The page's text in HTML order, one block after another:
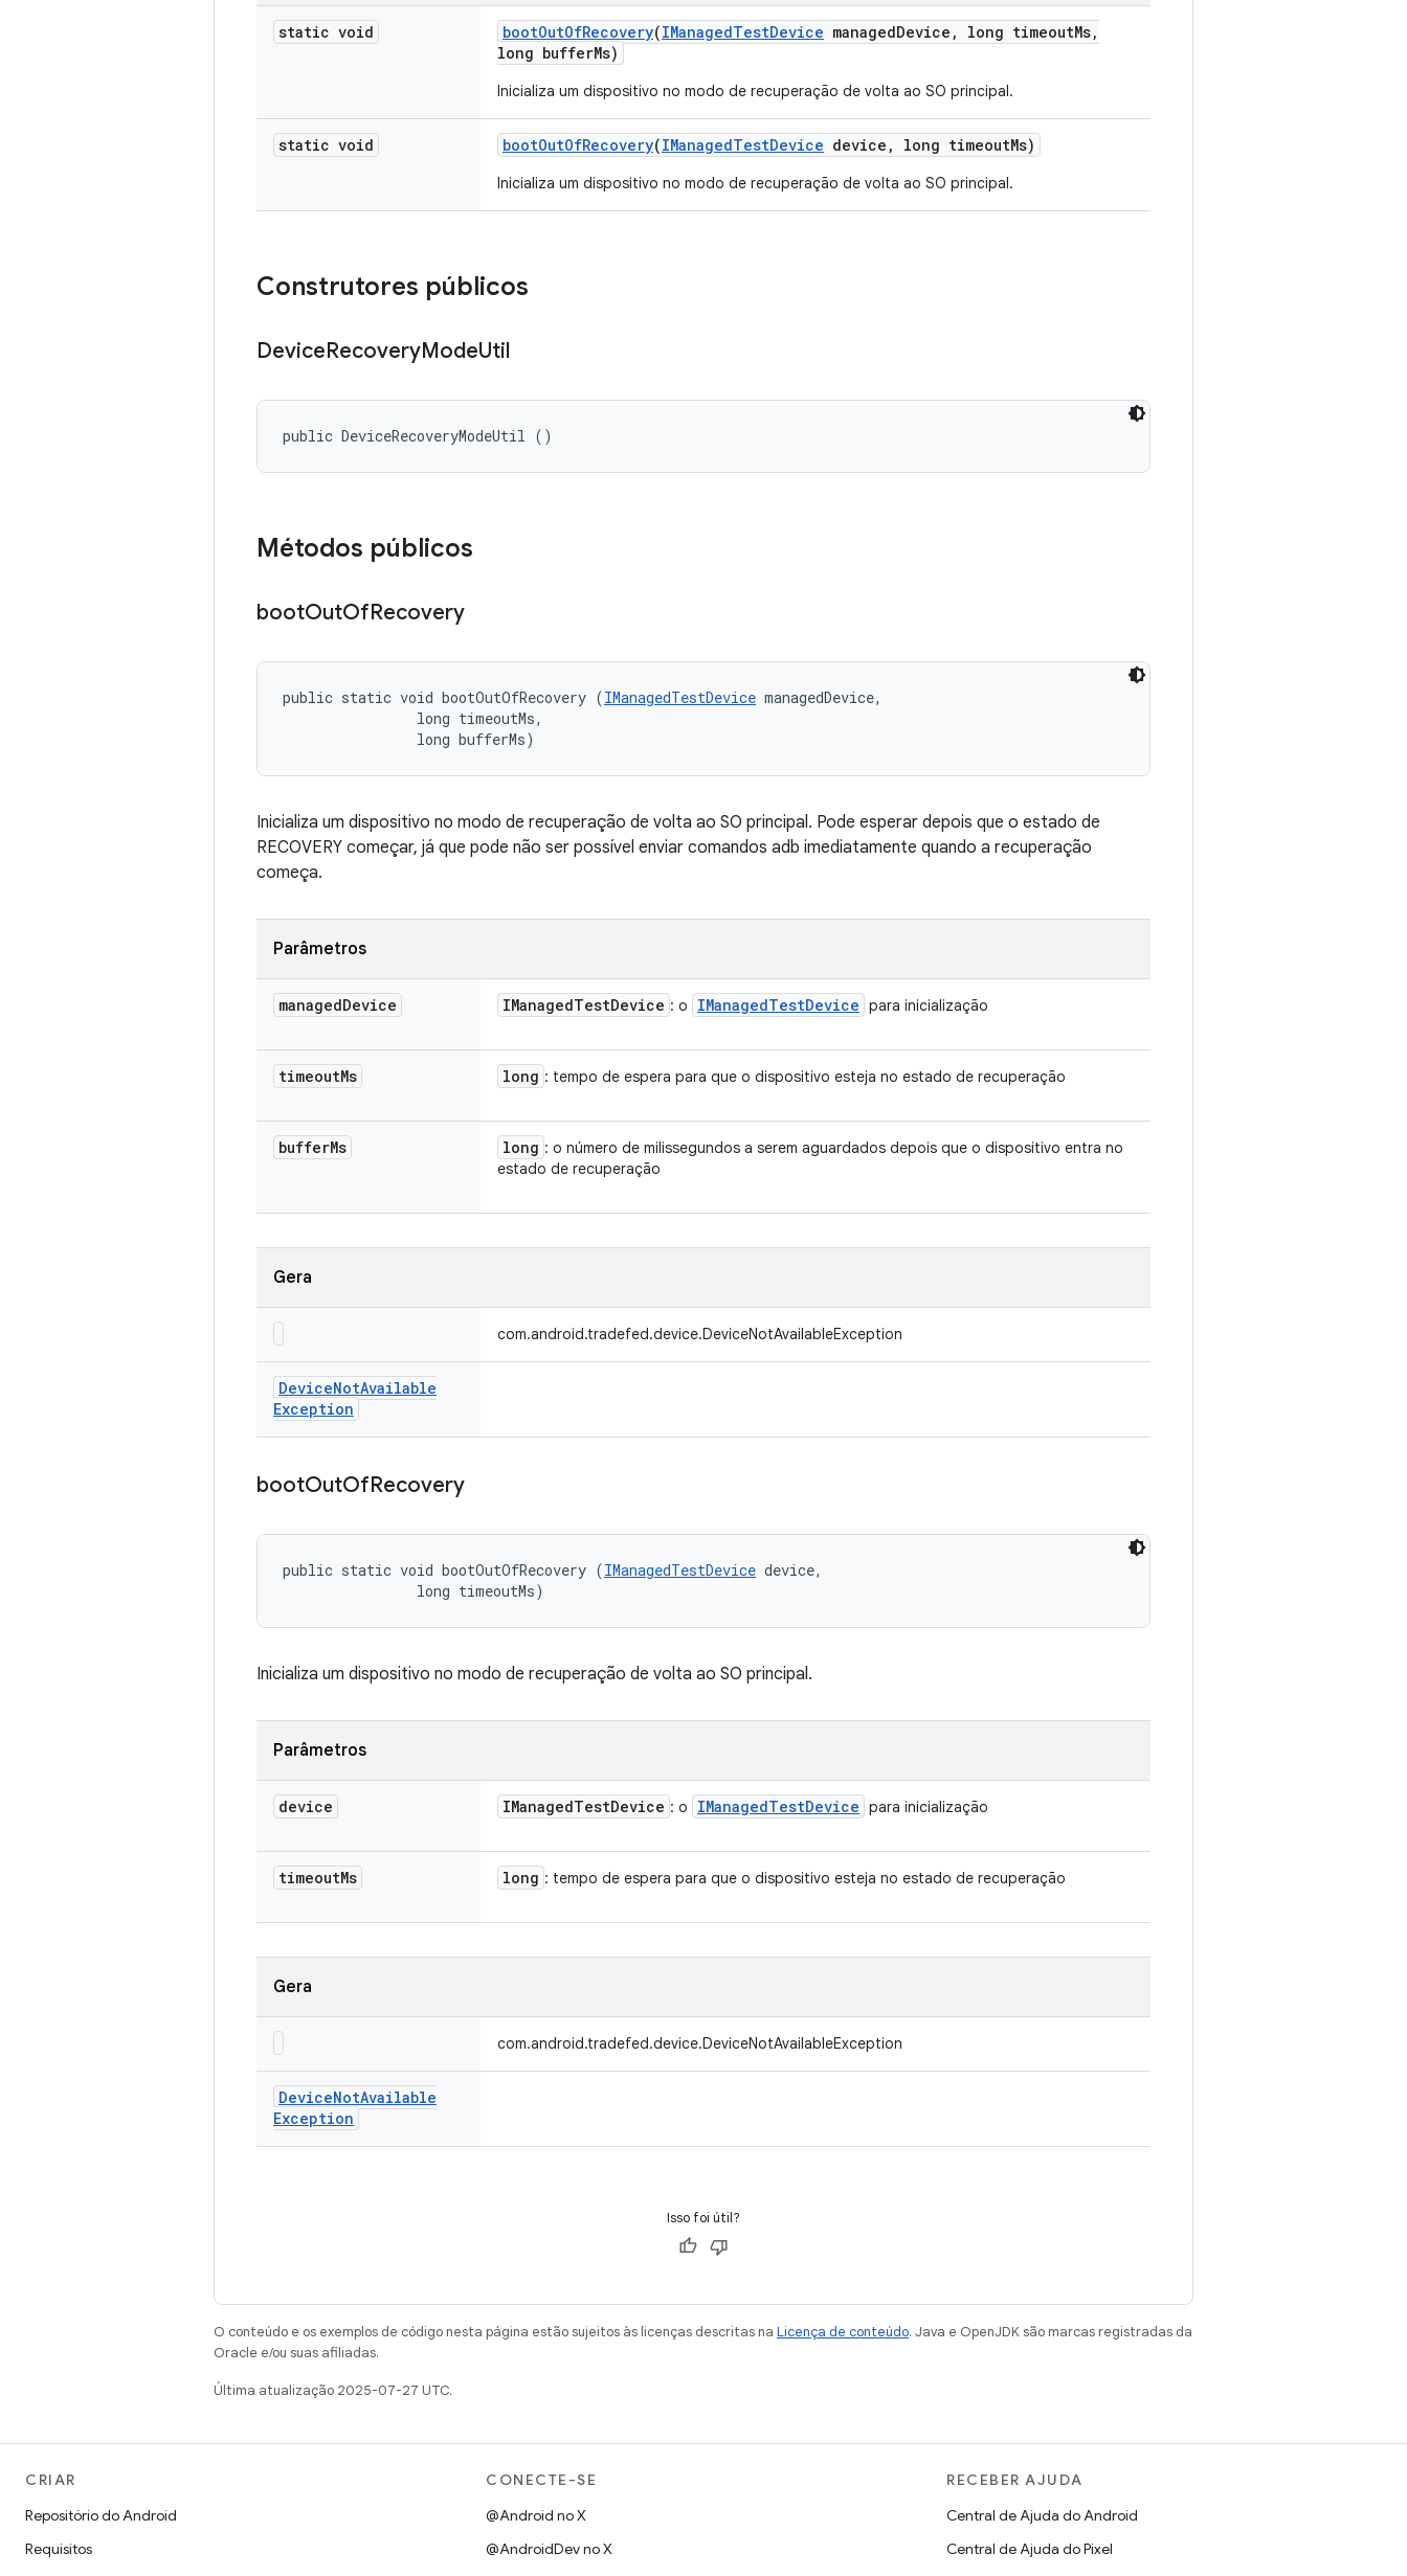
static void bootOutOfRecovery(IManagedTestDevice managedDevice , long timeoutMs,
long bufferMs)
Inicializa um dispositivo no modo de recuperação de volta ao SO principal.
static void bootOutOfRecovery(IManagedTestDevice device , long timeoutMs)
Inicializa um dispositivo no modo de recuperação de volta ao SO principal.
Construtores públicos
DeviceRecoveryModeUtil
public DeviceRecoveryModeUtil ()
Métodos públicos
bootOutOfRecovery
public static void bootOutOfRecovery (IManagedTestDevice managedDevice,
                long timeoutMs,
                long bufferMs)
Inicializa um dispositivo no modo de recuperação de volta ao SO principal. Pode esperar depois que o estado de
RECOVERY começar, já que pode não ser possível enviar comandos adb imediatamente quando a recuperação
começa.
Parâmetros
managedDevice IManagedTestDevice : o IManagedTestDevice para inicialização
timeoutMs long : tempo de espera para que o dispositivo esteja no estado de recuperação
bufferMs long : o número de milissegundos a serem aguardados depois que o dispositivo entra no
estado de recuperação
Gera
com.android.tradefed.device.DeviceNotAvailableException
DeviceNotAvailable
Exception
bootOutOfRecovery
public static void bootOutOfRecovery (IManagedTestDevice device,
                long timeoutMs)
Inicializa um dispositivo no modo de recuperação de volta ao SO principal.
Parâmetros
device IManagedTestDevice : o IManagedTestDevice para inicialização
timeoutMs long : tempo de espera para que o dispositivo esteja no estado de recuperação
Gera
com.android.tradefed.device.DeviceNotAvailableException
DeviceNotAvailable
Exception
Isso foi útil?
O conteúdo e os exemplos de código nesta página estão sujeitos às licenças descritas na Licença de conteúdo. Java e OpenJDK são marcas registradas da
Oracle e/ou suas afiliadas.
Última atualização 2025-07-27 UTC.
CRIAR
Repositório do Android
Requisitos
CONECTE-SE
@Android no X
@AndroidDev no X
RECEBER AJUDA
Central de Ajuda do Android
Central de Ajuda do Pixel